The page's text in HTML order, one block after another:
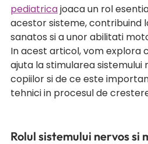
pediatrica joaca un rol
acestor sisteme, contribuind
sanatos si a unor abilitati
In acest articol, vom explora
ajuta la stimularea sistemului
copiilor si de ce este
tehnici in procesul de
Rolul sistemului nervos si